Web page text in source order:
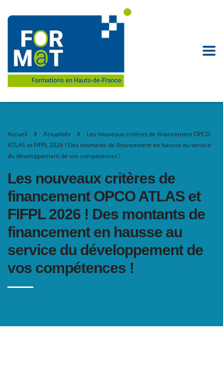
Accueil Actualités
Les nouveaux critères de financement OPCO
ATLAS et FIFPL 2026 ! Des montants de financement en hausse au service
du développement de vos compétences !
Les nouveaux critères de
financement OPCO ATLAS et
FIFPL 2026 ! Des montants de
financement en hausse au
service du développement de
vos compétences !